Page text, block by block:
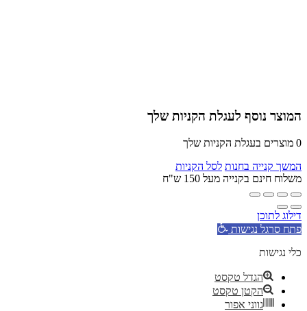
המוצר נוסף לעגלת הקניות שלך
0 מוצרים בעגלת הקניות שלך
המשך קנייה בחנות לסל הקניות
משלוח חינם בקנייה מעל 150 ש"ח
דילוג לתוכן
פתח סרגל נגישות
כלי נגישות
הגדל טקסט
הקטן טקסט
גווני אפור